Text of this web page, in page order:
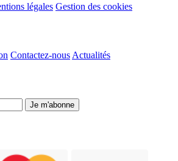
légales Gestion des cookies
Contactez-nous Actualités
Je m'abonne